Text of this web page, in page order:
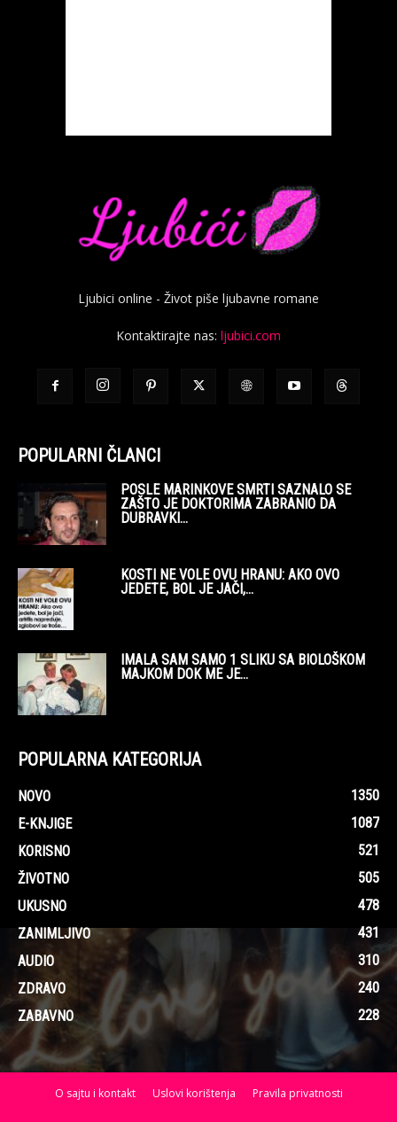
Ljubici online - Život piše ljubavne romane
Kontaktirajte nas: ljubici.com
POPULARNI ČLANCI
POSLE MARINKOVE SMRTI SAZNALO SE
ZAŠTO JE DOKTORIMA ZABRANIO DA
DUBRAVKI...
KOSTI NE VOLE OVU HRANU: AKO OVO
JEDETE, BOL JE JAČI,...
IMALA SAM SAMO 1 SLIKU SA BIOLOŠKOM
MAJKOM DOK ME JE...
POPULARNA KATEGORIJA
NOVO
1350
E-KNJIGE
1087
KORISNO
521
ŽIVOTNO
505
UKUSNO
478
ZANIMLJIVO
431
AUDIO
310
ZDRAVO
240
ZABAVNO
228
O sajtu i kontakt Uslovi korištenja Pravila privatnosti